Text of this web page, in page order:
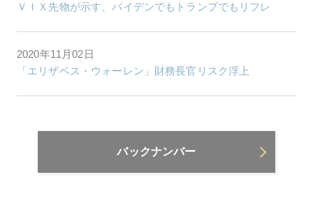
ＶＩＸ先物が示す、バイデンでもトランプでもリフレ
2020年11月02日
「エリザベス・ウォーレン」財務長官リスク浮上
バックナンバー